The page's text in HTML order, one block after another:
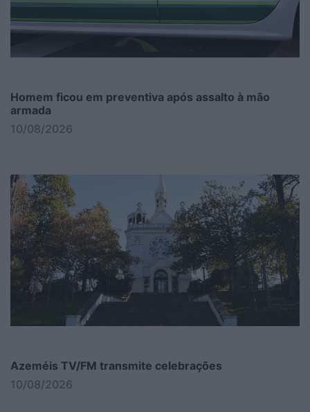
Homem ficou em preventiva após assalto à mão
armada
10/08/2026
Azeméis TV/FM transmite celebrações
10/08/2026